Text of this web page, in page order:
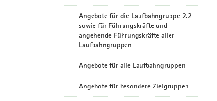
Angebote für die Laufbahngruppe 2.2
sowie für Führungskräfte und
angehende Führungskräfte aller
Laufbahngruppen
Angebote für alle Laufbahngruppen
Angebote für besondere Zielgruppen